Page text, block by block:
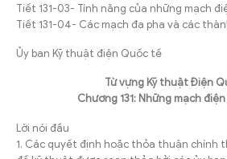
Tiết 131-03- Tính năng của những mạch
Tiết 131-04- Các mạch đa pha và các
Ủy ban Kỹ thuật điện Quốc tế
Từ vựng Kỹ thuật Điện
Chương 131: Những mạch
Lời nói đầu
1. Các quyết định hoặc thỏa thuận chính